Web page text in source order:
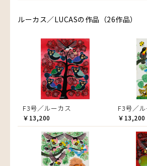
ルーカス／LUCASの作品（26作品）
F3号／ルーカス
￥13,200
F3号／
￥13,200